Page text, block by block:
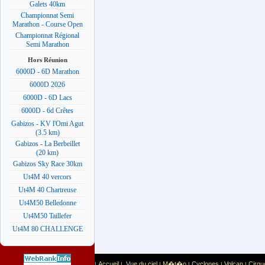
Galets 40km
Championnat Semi
Marathon - Course Open
Championnat Régional
Semi Marathon
Hors Réunion
6000D - 6D Marathon
6000D 2026
6000D - 6D Lacs
6000D - 6d Crêtes
Gabizos - KV l'Omi Agut
(3.5 km)
Gabizos - La Berbeillet
(20 km)
Gabizos Sky Race 30km
Ut4M 40 vercors
Ut4M 40 Chartreuse
Ut4M50 Belledonne
Ut4M50 Taillefer
Ut4M 80 CHALLENGE